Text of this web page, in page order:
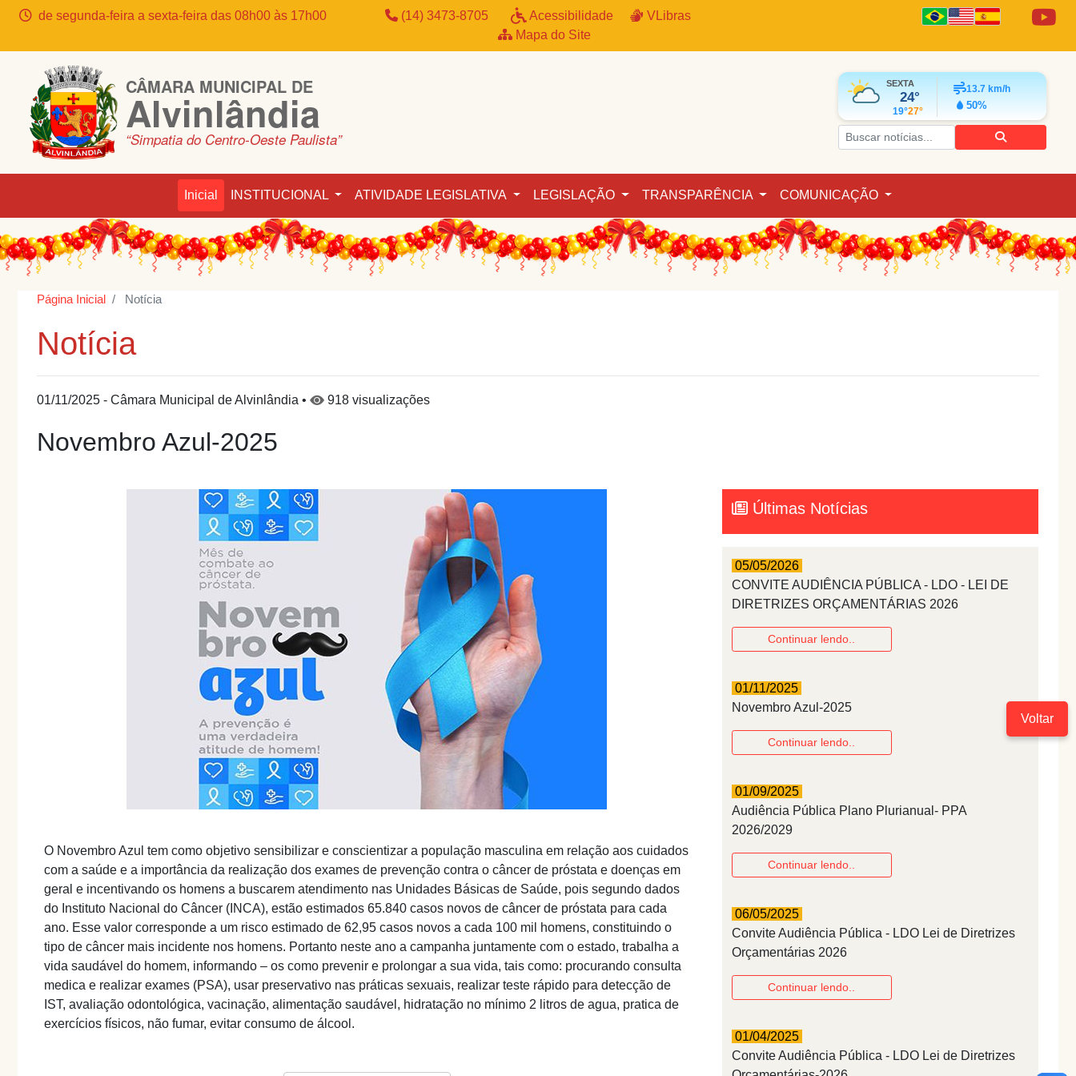
de segunda-feira a sexta-feira das 08h00 às 17h00 (14) 3473-8705 Acessibilidade
VLibras
Mapa do Site
CÂMARA MUNICIPAL DE
Alvinlândia
“Simpatia do Centro-Oeste Paulista”
SEXTA
24°
19°27°
13.7 km/h
50%
Inicial INSTITUCIONAL ATIVIDADE LEGISLATIVA LEGISLAÇÃO TRANSPARÊNCIA COMUNICAÇÃO
Voltar
Página Inicial Notícia
Notícia
01/11/2025 - Câmara Municipal de Alvinlândia • 918 visualizações
Novembro Azul-2025
O Novembro Azul tem como objetivo sensibilizar e conscientizar a população masculina em relação aos cuidados
com a saúde e a importância da realização dos exames de prevenção contra o câncer de próstata e doenças em
geral e incentivando os homens a buscarem atendimento nas Unidades Básicas de Saúde, pois segundo dados
do Instituto Nacional do Câncer (INCA), estão estimados 65.840 casos novos de câncer de próstata para cada
ano. Esse valor corresponde a um risco estimado de 62,95 casos novos a cada 100 mil homens, constituindo o
tipo de câncer mais incidente nos homens. Portanto neste ano a campanha juntamente com o estado, trabalha a
vida saudável do homem, informando – os como prevenir e prolongar a sua vida, tais como: procurando consulta
medica e realizar exames (PSA), usar preservativo nas práticas sexuais, realizar teste rápido para detecção de
IST, avaliação odontológica, vacinação, alimentação saudável, hidratação no mínimo 2 litros de agua, pratica de
exercícios físicos, não fumar, evitar consumo de álcool.
Últimas Notícias
05/05/2026
CONVITE AUDIÊNCIA PÚBLICA - LDO - LEI DE
DIRETRIZES ORÇAMENTÁRIAS 2026
Continuar lendo..
01/11/2025
Novembro Azul-2025
Continuar lendo..
01/09/2025
Audiência Pública Plano Plurianual- PPA
2026/2029
Continuar lendo..
06/05/2025
Convite Audiência Pública - LDO Lei de Diretrizes
Orçamentárias 2026
Continuar lendo..
01/04/2025
Convite Audiência Pública - LDO Lei de Diretrizes